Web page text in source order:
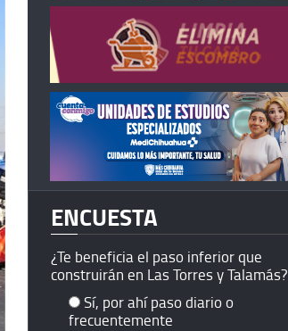
ENCUESTA
¿Te beneficia el paso inferior que
construirán en Las Torres y Talamás?
Sí, por ahí paso diario o
frecuentemente